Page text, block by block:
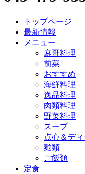
トップページ
最新情報
メニュー
麻哥料理
前菜
おすすめ
海鮮料理
逸品料理
肉類料理
野菜料理
スープ
点心＆ディ
麺類
ご飯類
定食